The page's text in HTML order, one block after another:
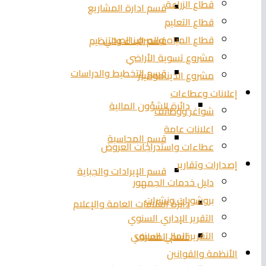
قسم ادارة المشاريع
قسم البناء والتنظيم
قسم التخطيط والدراسات
دائرة الشؤون المالية
قسم المحاسبة
قسم الإيرادات والجباية
دائرة العلاقات العامة والإعلام
قسم المعارف
قطاع الزراعة
قطاع التعليم
قطاع المياه والصرف الصحي
مشروع تسوية الأراضي
مشروع الديناموميتر
إعلانات وعطاءات
شواغر ووظائف
اعلانات عامة
عطاءات واستدراجات العروض
إصدارات وتقارير
دليل خدمات الجمهور
بروشورات ونشرات
التقرير الإداري السنوي
التقرير المالي السنوي
الأنظمة والقوانين